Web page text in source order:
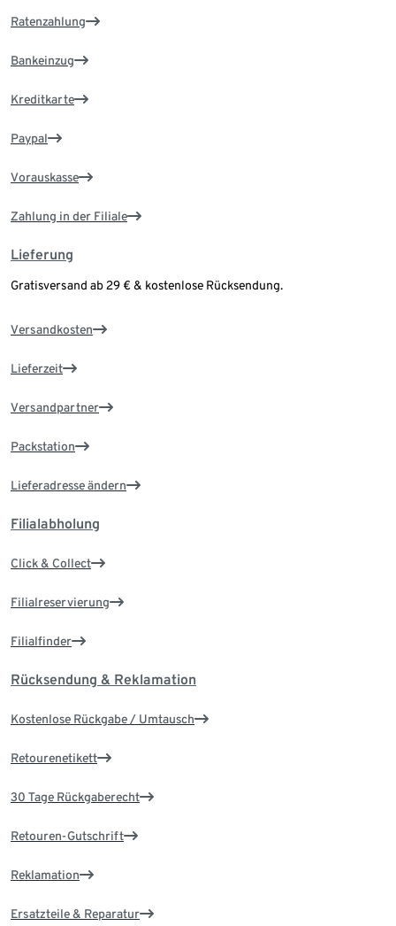
Ratenzahlung
Bankeinzug
Kreditkarte
Paypal
Vorauskasse
Zahlung in der Filiale
Lieferung
Gratisversand ab 29 € & kostenlose Rücksendung.
Versandkosten
Lieferzeit
Versandpartner
Packstation
Lieferadresse ändern
Filialabholung
Click & Collect
Filialreservierung
Filialfinder
Rücksendung & Reklamation
Kostenlose Rückgabe / Umtausch
Retourenetikett
30 Tage Rückgaberecht
Retouren-Gutschrift
Reklamation
Ersatzteile & Reparatur